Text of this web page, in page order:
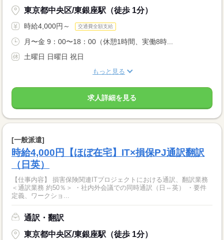
東京都中央区/東銀座駅（徒歩 1分）
時給4,000円～ 交通費全額支給
月〜金 9：00〜18：00（休憩1時間、実働8時...
土曜日 日曜日 祝日
もっと見る
求人詳細を見る
[一般派遣]
時給4,000円【ほぼ在宅】IT×損保PJ通訳翻訳
（日英）
【仕事内容】 損害保険関連ITプロジェクトにおける通訳、翻訳業務
＜通訳業務 約50％＞ ・社内外会議での同時通訳（日⇔英） ・要件
定義、ワークショ...
通訳・翻訳
東京都中央区/東銀座駅（徒歩 1分）